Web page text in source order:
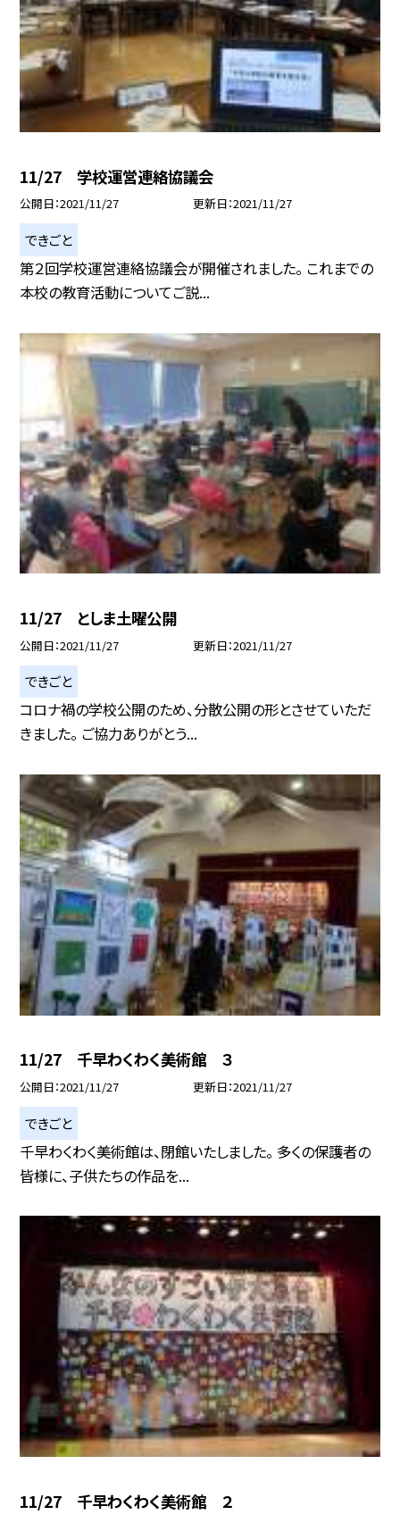
11/27 学校運営連絡協議会
公開日 2021/11/27 更新日 2021/11/27
できごと
第２回学校運営連絡協議会が開催されました。 これまでの
本校の教育活動についてご説...
11/27 としま土曜公開
公開日 2021/11/27 更新日 2021/11/27
できごと
コロナ禍の学校公開のため、分散公開の形とさせていただ
きました。 ご協力ありがとう...
11/27 千早わくわく美術館 ３
公開日 2021/11/27 更新日 2021/11/27
できごと
千早わくわく美術館は、閉館いたしました。 多くの保護者の
皆様に、子供たちの作品を...
11/27 千早わくわく美術館 ２